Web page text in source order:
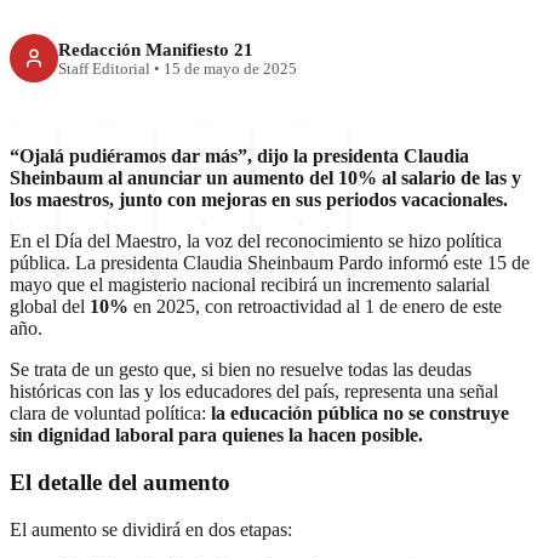
Redacción Manifiesto 21
Staff Editorial • 15 de mayo de 2025
“Ojalá pudiéramos dar más”, dijo la presidenta Claudia
Sheinbaum al anunciar un aumento del 10% al salario de las y
los maestros, junto con mejoras en sus periodos vacacionales.
En el Día del Maestro, la voz del reconocimiento se hizo política
pública. La presidenta Claudia Sheinbaum Pardo informó este 15 de
mayo que el magisterio nacional recibirá un incremento salarial
global del 10% en 2025, con retroactividad al 1 de enero de este
año.
Se trata de un gesto que, si bien no resuelve todas las deudas
históricas con las y los educadores del país, representa una señal
clara de voluntad política: la educación pública no se construye
sin dignidad laboral para quienes la hacen posible.
El detalle del aumento
El aumento se dividirá en dos etapas: